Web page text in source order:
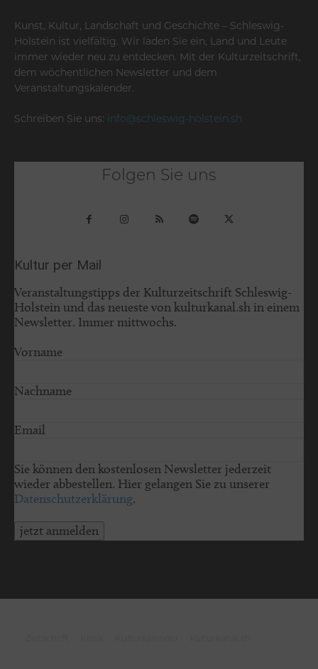
Kunst, Kultur, Landschaft und Geschichte – Schleswig-
Holstein ist vielfältig. Wir laden Sie ein, Land und Leute
immer wieder neu zu entdecken. Mit der Kulturzeitschrift,
dem wöchentlichen Newsletter und dem
Veranstaltungskalender.
Schreiben Sie uns: info@schleswig-holstein.sh
Folgen Sie uns
Kultur per Mail
Veranstaltungstipps der Kulturzeitschrift Schleswig-
Holstein und das neueste von kulturkanal.sh in einem
Newsletter. Immer mittwochs.
Vorname
Nachname
Email
Sie können den kostenlosen Newsletter jederzeit
wieder abbestellen. Hier gelangen Sie zu unserer
Datenschutzerklärung.
jetzt anmelden